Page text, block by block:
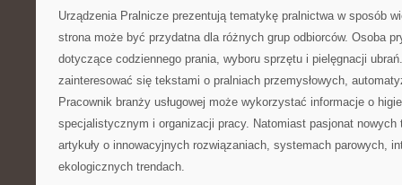
Urządzenia Pralnicze prezentują tematykę pralnictwa w sposób
strona może być przydatna dla różnych grup odbiorców. Osoba
dotyczące codziennego prania, wyboru sprzętu i pielęgnacji
zainteresować się tekstami o pralniach przemysłowych,
Pracownik branży usługowej może wykorzystać informacje o
specjalistycznym i organizacji pracy. Natomiast pasjonat nowych
artykuły o innowacyjnych rozwiązaniach, systemach parowych,
ekologicznych trendach.